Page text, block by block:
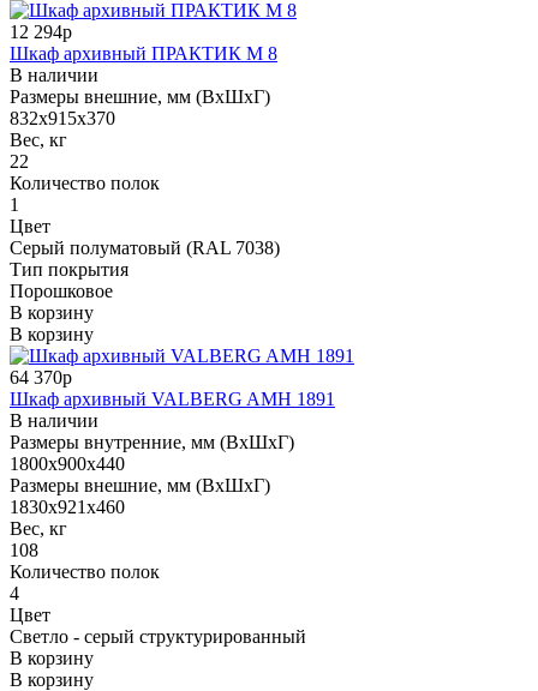
12 294р
Шкаф архивный ПРАКТИК М 8
В наличии
Размеры внешние, мм (ВхШхГ)
832x915x370
Вес, кг
22
Количество полок
1
Цвет
Серый полуматовый (RAL 7038)
Тип покрытия
Порошковое
В корзину
В корзину
64 370р
Шкаф архивный VALBERG AMH 1891
В наличии
Размеры внутренние, мм (ВхШхГ)
1800x900x440
Размеры внешние, мм (ВхШхГ)
1830x921x460
Вес, кг
108
Количество полок
4
Цвет
Светло - серый структурированный
В корзину
В корзину